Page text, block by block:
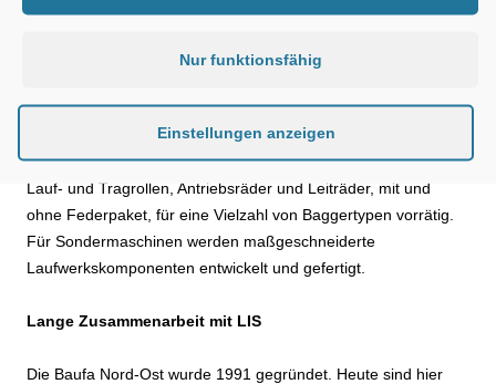
besonders gute Haftung am Gummi. Geschmiedete Stahlkerne
ist individuell konstruiert. So wird eine optimale Stärke für jede
Kettengröße erreicht. Die Fahreigenschaften sind dadurch bei
allen Kettengrößen gleichmäßig gut. Natürlich hat LIS auch
Lauf- und Tragrollen, Antriebsräder und Leiträder, mit und
ohne Federpaket, für eine Vielzahl von Baggertypen vorrätig.
Für Sondermaschinen werden maßgeschneiderte
Laufwerkskomponenten entwickelt und gefertigt.
Lange Zusammenarbeit mit LIS
Die Baufa Nord-Ost wurde 1991 gegründet. Heute sind hier
Nur funktionsfähig
Einstellungen anzeigen